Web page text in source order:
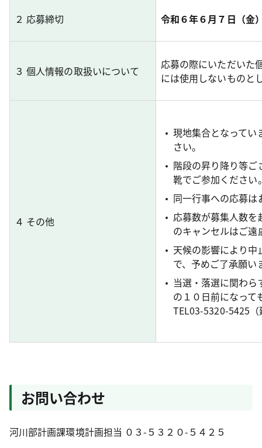
２ 応募締切 令和６年６月７日（金
３ 個人情報の取扱いについて
応募の際にいただいた
には使用しないものと
４ その他
現地集合となってい
さい。
階段の昇り降り等
靴でご参加ください
同一行事への応募
応募数が募集人数
のキャンセルはご遠
天候の影響により
で、予めご了承願い
当選・落選に関わ
の１０日前になっ
TEL03-5320-5425
お問い合わせ
河川部計画課環境計画担当 ０３-５３２０-５４２５